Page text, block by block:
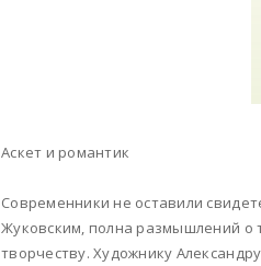
Аскет и романтик
Современники не оставили
Жуковским, полна размышлений о
творчеству. Художнику